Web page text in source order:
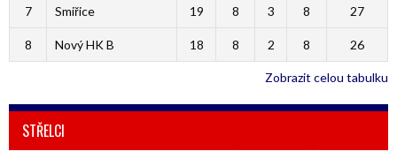
7 Smiřice 19 8 3 8 27
8 Nový HK B 18 8 2 8 26
Zobrazit celou tabulku
STŘELCI